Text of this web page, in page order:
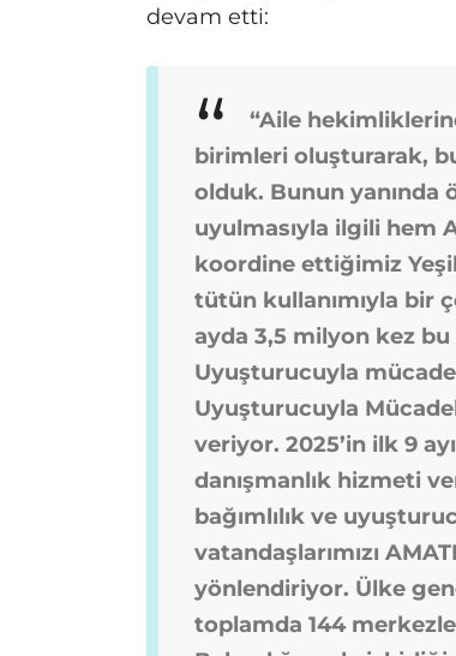
devam etti:
“Aile
birimleri oluşturarak,
olduk. Bunun yanında
uyulmasıyla ilgili hem
koordine ettiğimiz
tütün kullanımıyla bir
ayda 3,5 milyon kez
Uyuşturucuyla
Uyuşturucuyla
veriyor. 2025’in ilk 9
danışmanlık hizmeti
bağımlılık ve
vatandaşlarımızı
yönlendiriyor. Ülke
toplamda 144